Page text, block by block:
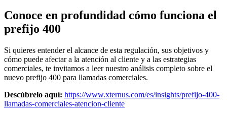
Conoce en profundidad cómo funciona el
prefijo 400
Si quieres entender el alcance de esta regulación, sus objetivos y
cómo puede afectar a la atención al cliente y a las estrategias
comerciales, te invitamos a leer nuestro análisis completo sobre el
nuevo prefijo 400 para llamadas comerciales.
Descúbrelo aquí: https://www.xternus.com/es/insights/prefijo-400-
llamadas-comerciales-atencion-cliente